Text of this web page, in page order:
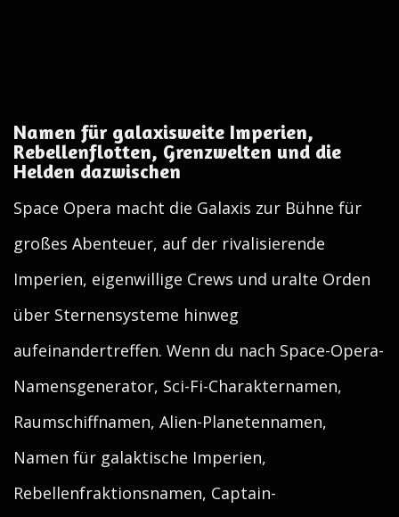
Namen für galaxisweite Imperien,
Rebellenflotten, Grenzwelten und die
Helden dazwischen
Space Opera macht die Galaxis zur Bühne für
großes Abenteuer, auf der rivalisierende
Imperien, eigenwillige Crews und uralte Orden
über Sternensysteme hinweg
aufeinandertreffen. Wenn du nach Space-Opera-
Namensgenerator, Sci-Fi-Charakternamen,
Raumschiffnamen, Alien-Planetennamen,
Namen für galaktische Imperien,
Rebellenfraktionsnamen, Captain-